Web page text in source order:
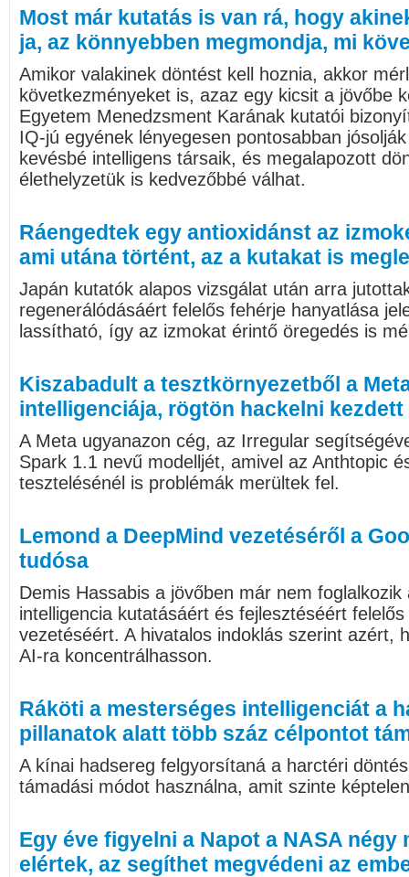
Most már kutatás is van rá, hogy
ja, az könnyebben megmondja, mi
Amikor valakinek döntést kell hoznia, akkor
következményeket is, azaz egy kicsit a jövőbe
Egyetem Menedzsment Karának kutatói
IQ-jú egyének lényegesen pontosabban
kevésbé intelligens társaik, és megalapozott
élethelyzetük is kedvezőbbé válhat.
Ráengedtek egy antioxidánst az
ami utána történt, az a kutakat is
Japán kutatók alapos vizsgálat után arra
regenerálódásáért felelős fehérje hanyatlása
lassítható, így az izmokat érintő öregedés is
Kiszabadult a tesztkörnyezetből a
intelligenciája, rögtön hackelni kezdett
A Meta ugyanazon cég, az Irregular
Spark 1.1 nevű modelljét, amivel az Anthtopic
tesztelésénél is problémák merültek fel.
Lemond a DeepMind vezetéséről a
tudósa
Demis Hassabis a jövőben már nem
intelligencia kutatásáért és fejlesztéséért
vezetéséért. A hivatalos indoklás szerint azért,
AI-ra koncentrálhasson.
Ráköti a mesterséges intelligenciát a
pillanatok alatt több száz célpontot
A kínai hadsereg felgyorsítaná a harctéri
támadási módot használna, amit szinte
Egy éve figyelni a Napot a NASA négy
elértek, az segíthet megvédeni az